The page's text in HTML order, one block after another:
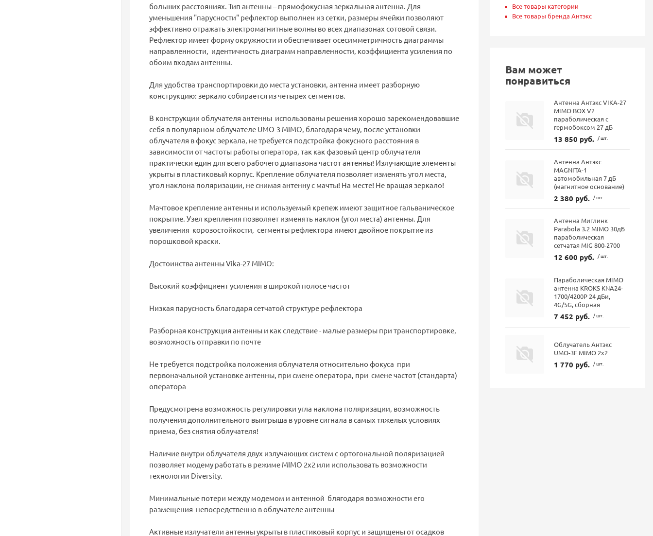
больших расстояниях. Тип антенны – прямофокусная зеркальная антенна. Для
уменьшения "парусности" рефлектор выполнен из сетки, размеры ячейки позволяют
эффективно отражать электромагнитные волны во всех диапазонах сотовой связи.
Рефлектор имеет форму окружности и обеспечивает осесимметричность диаграммы
направленности, идентичность диаграмм направленности, коэффициента усиления по
обоим входам антенны.
Для удобства транспортировки до места установки, антенна имеет разборную
конструкцию: зеркало собирается из четырех сегментов.
В конструкции облучателя антенны использованы решения хорошо зарекомендовавшие
себя в популярном облучателе UMO-3 MIMO, благодаря чему, после установки
облучателя в фокус зеркала, не требуется подстройка фокусного расстояния в
зависимости от частоты работы оператора, так как фазовый центр облучателя
практически един для всего рабочего диапазона частот антенны! Излучающие элементы
укрыты в пластиковый корпус. Крепление облучателя позволяет изменять угол места,
угол наклона поляризации, не снимая антенну с мачты! На месте! Не вращая зеркало!
Мачтовое крепление антенны и используемый крепеж имеют защитное гальваническое
покрытие. Узел крепления позволяет изменять наклон (угол места) антенны. Для
увеличения корозостойкости, сегменты рефлектора имеют двойное покрытие из
порошковой краски.
Достоинства антенны Vika-27 MIMO:
Высокий коэффициент усиления в широкой полосе частот
Низкая парусность благодаря сетчатой структуре рефлектора
Разборная конструкция антенны и как следствие - малые размеры при транспортировке,
возможность отправки по почте
Не требуется подстройка положения облучателя относительно фокуса при
первоначальной установке антенны, при смене оператора, при смене частот (стандарта)
оператора
Предусмотрена возможность регулировки угла наклона поляризации, возможность
получения дополнительного выигрыша в уровне сигнала в самых тяжелых условиях
приема, без снятия облучателя!
Наличие внутри облучателя двух излучающих систем с ортогональной поляризацией
позволяет модему работать в режиме MIMO 2x2 или использовать возможности
технологии Diversity.
Минимальные потери между модемом и антенной блягодаря возможности его
размещения непосредственно в облучателе антенны
Активные излучатели антенны укрыты в пластиковый корпус и защищены от осадков
Все товары категории
Все товары бренда Антэкс
Вам может
понравиться
Антенна Антэкс VIKA-27
MIMO BOX V2
параболическая с
гермобоксом 27 дБ
13 850 руб. / шт.
Антенна Антэкс
MAGNITA-1
автомобильная 7 дБ
(магнитное основание)
2 380 руб. / шт.
Антенна Миглинк
Parabola 3.2 MIMO 30дБ
параболическая
сетчатая MIG 800-2700
12 600 руб. / шт.
Параболическая MIMO
антенна KROKS KNA24-
1700/4200P 24 дБи,
4G/5G, сборная
7 452 руб. / шт.
Облучатель Антэкс
UMO-3F MIMO 2x2
1 770 руб. / шт.